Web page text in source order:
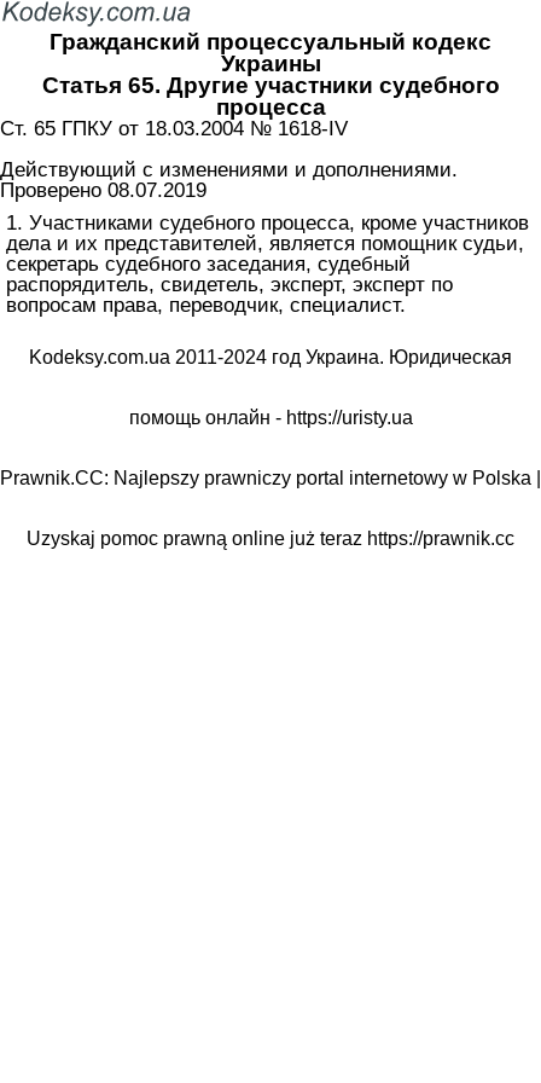
Гражданский процессуальный кодекс
Украины
Статья 65. Другие участники судебного
процесса
Ст. 65 ГПКУ от 18.03.2004 № 1618-IV
Действующий с изменениями и дополнениями.
Проверено 08.07.2019
1. Участниками судебного процесса, кроме участников
дела и их представителей, является помощник судьи,
секретарь судебного заседания, судебный
распорядитель, свидетель, эксперт, эксперт по
вопросам права, переводчик, специалист.
Kodeksy.com.ua 2011-2024 год Украина. Юридическая
помощь онлайн - https://uristy.ua
Prawnik.CC: Najlepszy prawniczy portal internetowy w Polska |
Uzyskaj pomoc prawną online już teraz https://prawnik.cc